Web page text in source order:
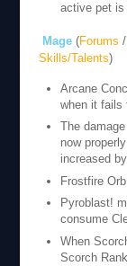
active pet is
Mage(Forums /
Skills/Talents)
Arcane
when it fails
The
now
increased
Frostfire
Pyroblast!
consume
When
Scorch